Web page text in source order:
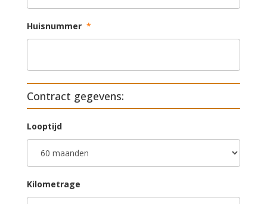
Huisnummer *
Contract gegevens:
Looptijd
Kilometrage